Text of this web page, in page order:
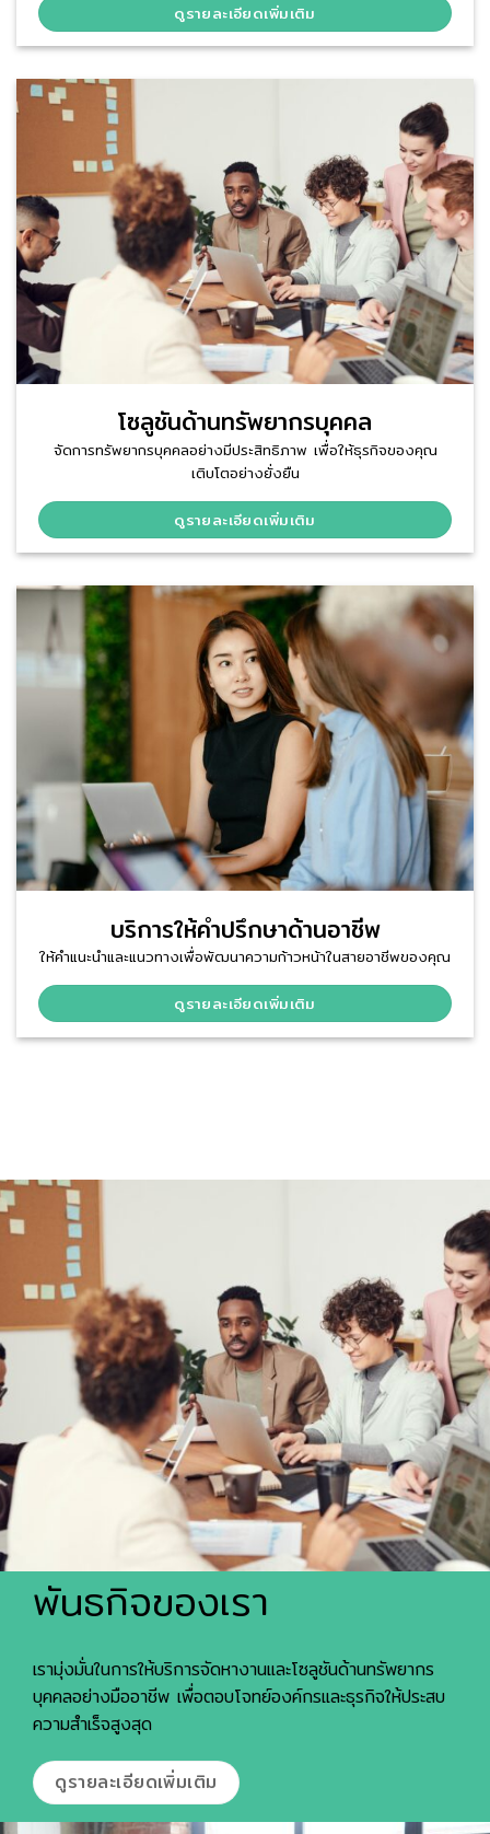
ดูรายละเอียดเพิ่มเติม
โซลูชันด้านทรัพยากรบุคคล
จัดการทรัพยากรบุคคลอย่างมีประสิทธิภาพ เพื่อให้ธุรกิจของคุณ
เติบโตอย่างยั่งยืน
ดูรายละเอียดเพิ่มเติม
บริการให้คำปรึกษาด้านอาชีพ
ให้คำแนะนำและแนวทางเพื่อพัฒนาความก้าวหน้าในสายอาชีพของคุณ
ดูรายละเอียดเพิ่มเติม
พันธกิจของเรา
เรามุ่งมั่นในการให้บริการจัดหางานและโซลูชันด้านทรัพยากร
บุคคลอย่างมืออาชีพ เพื่อตอบโจทย์องค์กรและธุรกิจให้ประสบ
ความสำเร็จสูงสุด
ดูรายละเอียดเพิ่มเติม